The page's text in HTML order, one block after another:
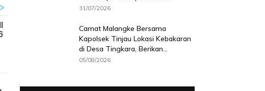
31/07/2026
Camat Malangke Bersama
Kapolsek Tinjau Lokasi Kebakaran
di Desa Tingkara, Berikan...
05/08/2026